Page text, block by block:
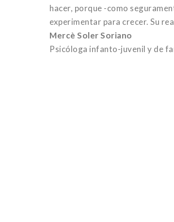
hacer, porque -como
experimentar para crecer. Su
Mercè Soler Soriano
Psicóloga infanto-juvenil y de